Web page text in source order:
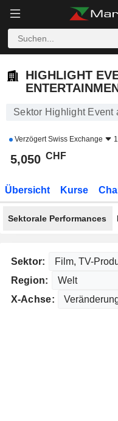
HIGHLIGHT
Sektor Highlight Event
VerzögertSwiss Exchange
5,050 CHF
Übersicht Kurse
Sektorale Performances
Sektor:
Region:
X-Achse: